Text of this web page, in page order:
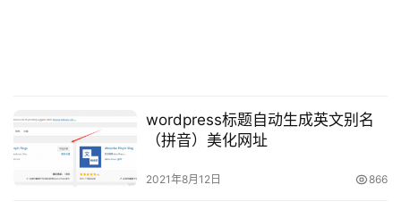
wordpress标题自动生成英文别名
（拼音）美化网址
2021年8月12日 866